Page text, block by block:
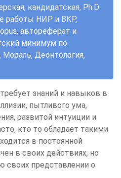
кандидатская, Ph.D
работы НИР и ВКР,
автореферат и
минимум по
Деонтология,
знаний и навыков в
пытливого ума,
развитой интуиции и
кто то обладает такими
в постоянной
в своих действиях, но
своих представлении о